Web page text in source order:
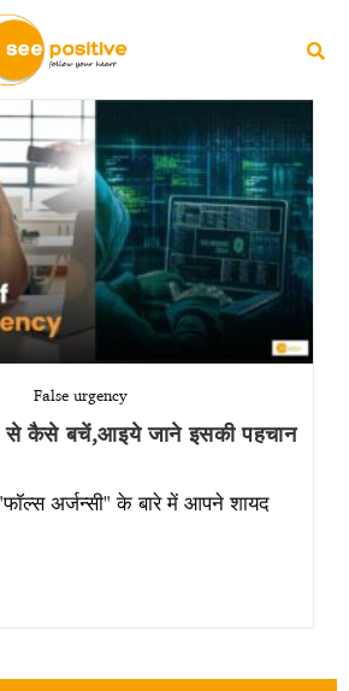
False urgency
से कैसे बचें,आइये जाने इसकी पहचान
अर्जन्सी" के बारे में आपने शायद